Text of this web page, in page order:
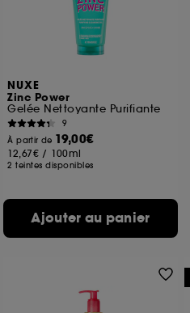
NUXE
Zinc Power
Gelée Nettoyante Purifiante
9
À partir de 19,00€
12,67€ / 100ml
2 teintes disponibles
Ajouter au panier